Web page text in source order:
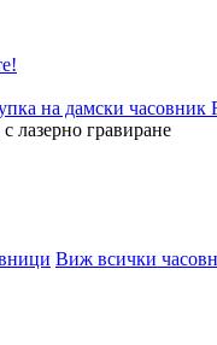
на дамски часовник
лазерно гравиране
Виж всички